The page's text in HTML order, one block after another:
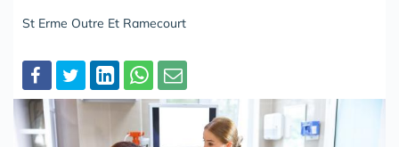
St Erme Outre Et Ramecourt
Partager